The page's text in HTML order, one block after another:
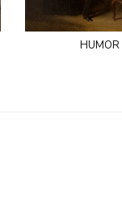
humor